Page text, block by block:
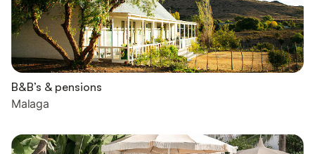
B&B’s & pensions
Malaga